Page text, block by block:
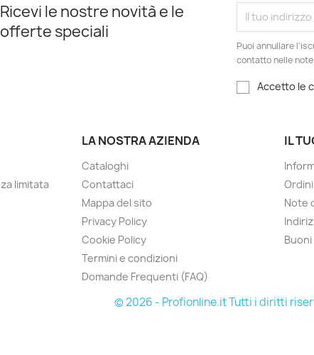
Ricevi le nostre novità e le
offerte speciali
Puoi annullare
contatto nelle
Accetto le
limitata
LA NOSTRA AZIENDA
Cataloghi
Contattaci
Mappa del sito
Privacy Policy
Cookie Policy
Termini e condizioni
Domande Frequenti (FAQ)
IL
Ordini
Note
Buoni
© 2026 - Profionline.it Tutti i diritti